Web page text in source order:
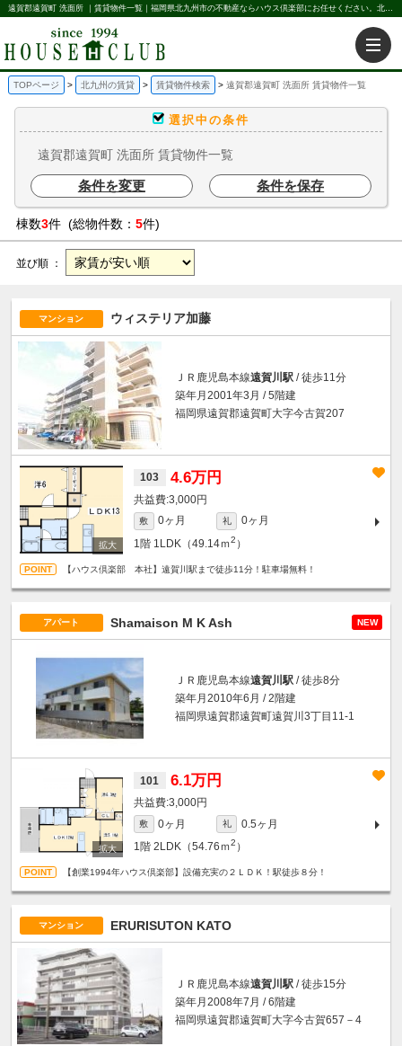
遠賀郡遠賀町 洗面所 ｜賃貸物件一覧｜福岡県北九州市の不動産ならハウス倶楽部にお任せください。北九州の賃貸・売買・不動産買取などを不動産に関することならなんでもお任せ。
TOPページ 北九州の賃貸 賃貸物件検索 遠賀郡遠賀町 洗面所 賃貸物件一覧
選択中の条件
遠賀郡遠賀町 洗面所 賃貸物件一覧
条件を変更 条件を保存
棟数3件 (総物件数： 5件)
並び順 ：
マンション ウィステリア加藤
ＪＲ鹿児島本線遠賀川駅 / 徒歩11分
築年月2001年3月 / 5階建
福岡県遠賀郡遠賀町大字今古賀207
103 4.6万円
3,000円
敷 0ヶ月 礼
0ヶ月
1階 1LDK（49.14ｍ2 ）
【ハウス倶楽部 本社】遠賀川駅まで徒歩11分！駐車場無料！
アパート Shamaison M K Ash NEW
ＪＲ鹿児島本線遠賀川駅 / 徒歩8分
築年月2010年6月 / 2階建
福岡県遠賀郡遠賀町遠賀川3丁目11-1
101 6.1万円
3,000円
敷 0ヶ月 礼
0.5ヶ月
1階 2LDK（54.76ｍ2 ）
【創業1994年ハウス倶楽部】設備充実の２ＬＤＫ！駅徒歩８分！
マンション ERURISUTON KATO
ＪＲ鹿児島本線遠賀川駅 / 徒歩15分
築年月2008年7月 / 6階建
福岡県遠賀郡遠賀町大字今古賀657－4